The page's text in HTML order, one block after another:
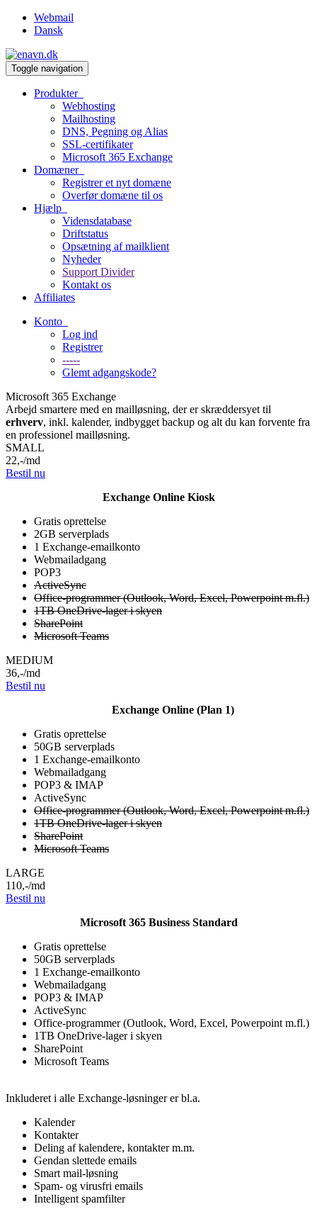
Webmail
Dansk
Toggle navigation
Produkter
Webhosting
Mailhosting
DNS, Pegning og Alias
SSL-certifikater
Microsoft 365 Exchange
Domæner
Registrer et nyt domæne
Overfør domæne til os
Hjælp
Vidensdatabase
Driftstatus
Opsætning af mailklient
Nyheder
Support Divider
Kontakt os
Affiliates
Konto
Log ind
Registrer
-----
Glemt adgangskode?
Microsoft 365 Exchange
Arbejd smartere med en mailløsning, der er skræddersyet til
erhverv, inkl. kalender, indbygget backup og alt du kan forvente fra
en professionel mailløsning.
SMALL
22,-/md
Bestil nu
Exchange Online Kiosk
Gratis oprettelse
2GB serverplads
1 Exchange-emailkonto
Webmailadgang
POP3
ActiveSync
Office-programmer (Outlook, Word, Excel, Powerpoint m.fl.)
1TB OneDrive-lager i skyen
SharePoint
Microsoft Teams
MEDIUM
36,-/md
Bestil nu
Exchange Online (Plan 1)
Gratis oprettelse
50GB serverplads
1 Exchange-emailkonto
Webmailadgang
POP3 & IMAP
ActiveSync
Office-programmer (Outlook, Word, Excel, Powerpoint m.fl.)
1TB OneDrive-lager i skyen
SharePoint
Microsoft Teams
LARGE
110,-/md
Bestil nu
Microsoft 365 Business Standard
Gratis oprettelse
50GB serverplads
1 Exchange-emailkonto
Webmailadgang
POP3 & IMAP
ActiveSync
Office-programmer (Outlook, Word, Excel, Powerpoint m.fl.)
1TB OneDrive-lager i skyen
SharePoint
Microsoft Teams
Inkluderet i alle Exchange-løsninger er bl.a.
Kalender
Kontakter
Deling af kalendere, kontakter m.m.
Gendan slettede emails
Smart mail-løsning
Spam- og virusfri emails
Intelligent spamfilter